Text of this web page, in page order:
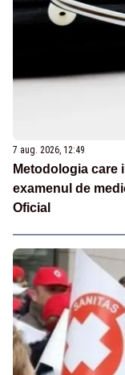
7 aug. 2026, 12:49
Metodologia care
examenul de
Oficial